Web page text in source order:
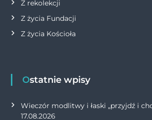
Z rekolekcji
Z życia Fundacji
Z życia Kościoła
Ostatnie wpisy
Wieczór modlitwy i łaski „przyjdź i
17.08.2026